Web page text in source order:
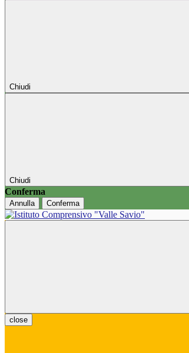
Chiudi
Chiudi
Conferma
Annulla Conferma
close